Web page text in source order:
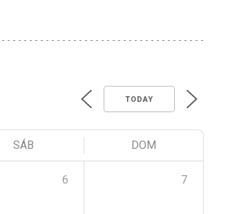
TODAY
SÁB DOM
6 7